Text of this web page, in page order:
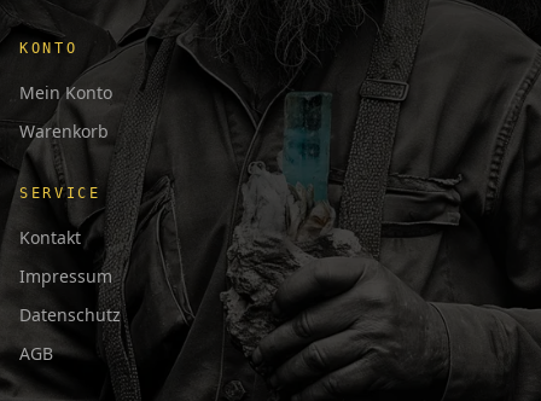
KONTO
Mein Konto
Warenkorb
SERVICE
Kontakt
Impressum
Datenschutz
AGB
日本語